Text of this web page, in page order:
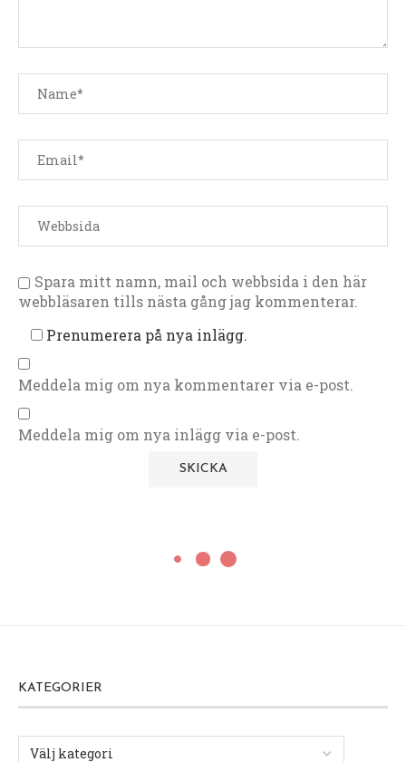
Spara mitt namn, mail och webbsida i den här
webbläsaren tills nästa gång jag kommenterar.
Prenumerera på nya inlägg.
Meddela mig om nya kommentarer via e-post.
Meddela mig om nya inlägg via e-post.
KATEGORIER